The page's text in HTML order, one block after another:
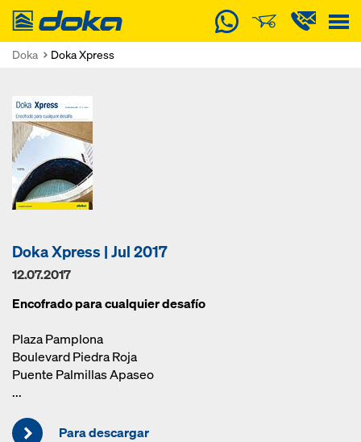
Doka
Doka Doka Xpress
Doka Xpress | Jul 2017
12.07.2017
Encofrado para cualquier desafío
Plaza Pamplona
Boulevard Piedra Roja
Puente Palmillas Apaseo
...
Para descargar